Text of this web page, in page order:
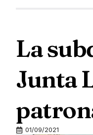
La
Junta
01/09/2021